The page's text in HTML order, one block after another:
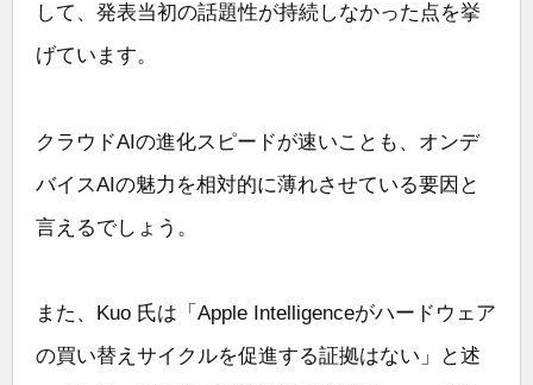
して、発表当初の話題性が持続しなかった点を挙
げています。
クラウドAIの進化スピードが速いことも、オンデ
バイスAIの魅力を相対的に薄れさせている要因と
言えるでしょう。
また、Kuo 氏は「Apple Intelligenceがハードウェア
の買い替えサイクルを促進する証拠はない」と述